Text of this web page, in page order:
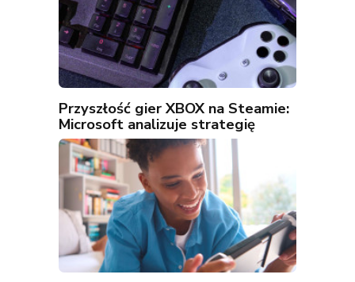
Przyszłość gier XBOX na Steamie:
Microsoft analizuje strategię